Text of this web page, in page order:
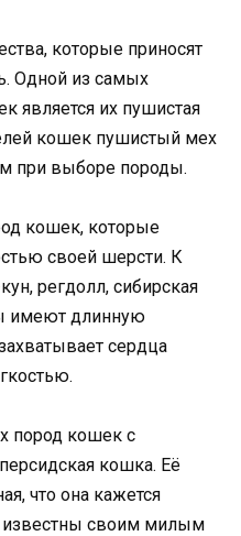
которые приносят
Одной из самых
является их пушистая
кошек пушистый мех
при выборе породы.
кошек, которые
своей шерсти. К
регдолл, сибирская
имеют длинную
сердца
пород кошек с
кошка. Её
что она кажется
своим милым